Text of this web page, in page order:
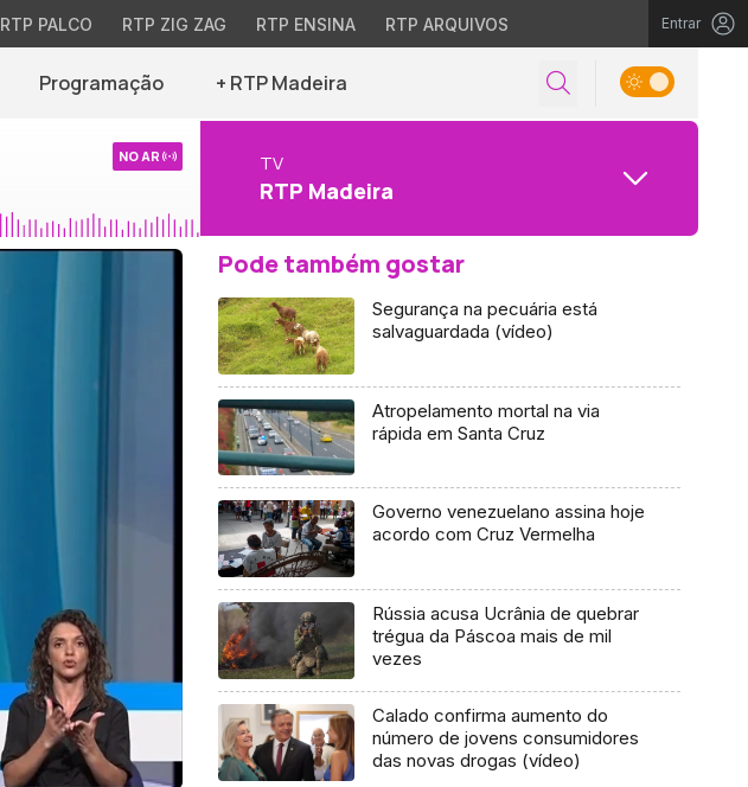
RTP PALCO RTP ZIG ZAG RTP ENSINA RTP ARQUIVOS Entrar
Programação + RTP Madeira
NO AR TV
RTP Madeira
Pode também gostar
Segurança na pecuária está
salvaguardada (vídeo)
Atropelamento mortal na via
rápida em Santa Cruz
Governo venezuelano assina hoje
acordo com Cruz Vermelha
Rússia acusa Ucrânia de quebrar
trégua da Páscoa mais de mil
vezes
Calado confirma aumento do
número de jovens consumidores
das novas drogas (vídeo)